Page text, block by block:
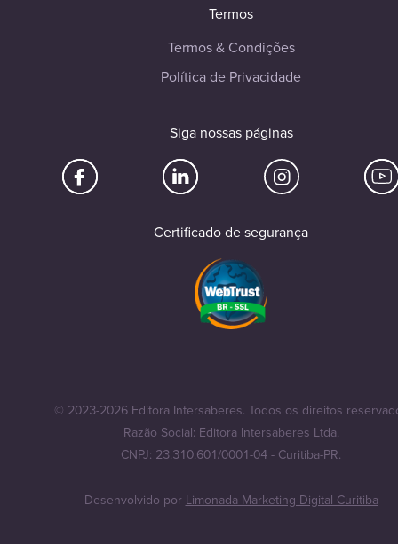
Termos
Termos & Condições
Política de Privacidade
Siga nossas páginas
Certificado de segurança
© 2023-2026 Editora Intersaberes. Todos os direitos
Razão Social: Editora Intersaberes Ltda.
CNPJ: 23.310.601/0001-04 - Curitiba-PR.
Desenvolvido porLimonada Marketing Digital Curitiba